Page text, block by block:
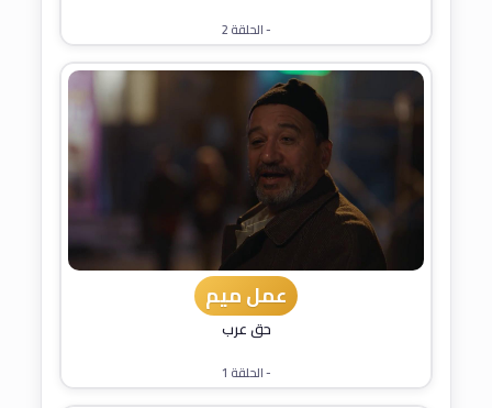
- الحلقة 2
عمل ميم
حق عرب
- الحلقة 1